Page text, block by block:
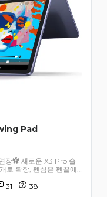
Pad
장✿ 새로운 X3 Pro 슬
로 확장, 펜심은 펜끝에
14 운영 체제, 최대
SD ✿ Bluetooth 5.3 지
31 | 38